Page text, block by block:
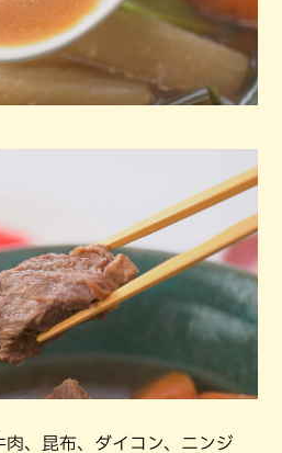
肉、昆布、ダイコン、ニンジ